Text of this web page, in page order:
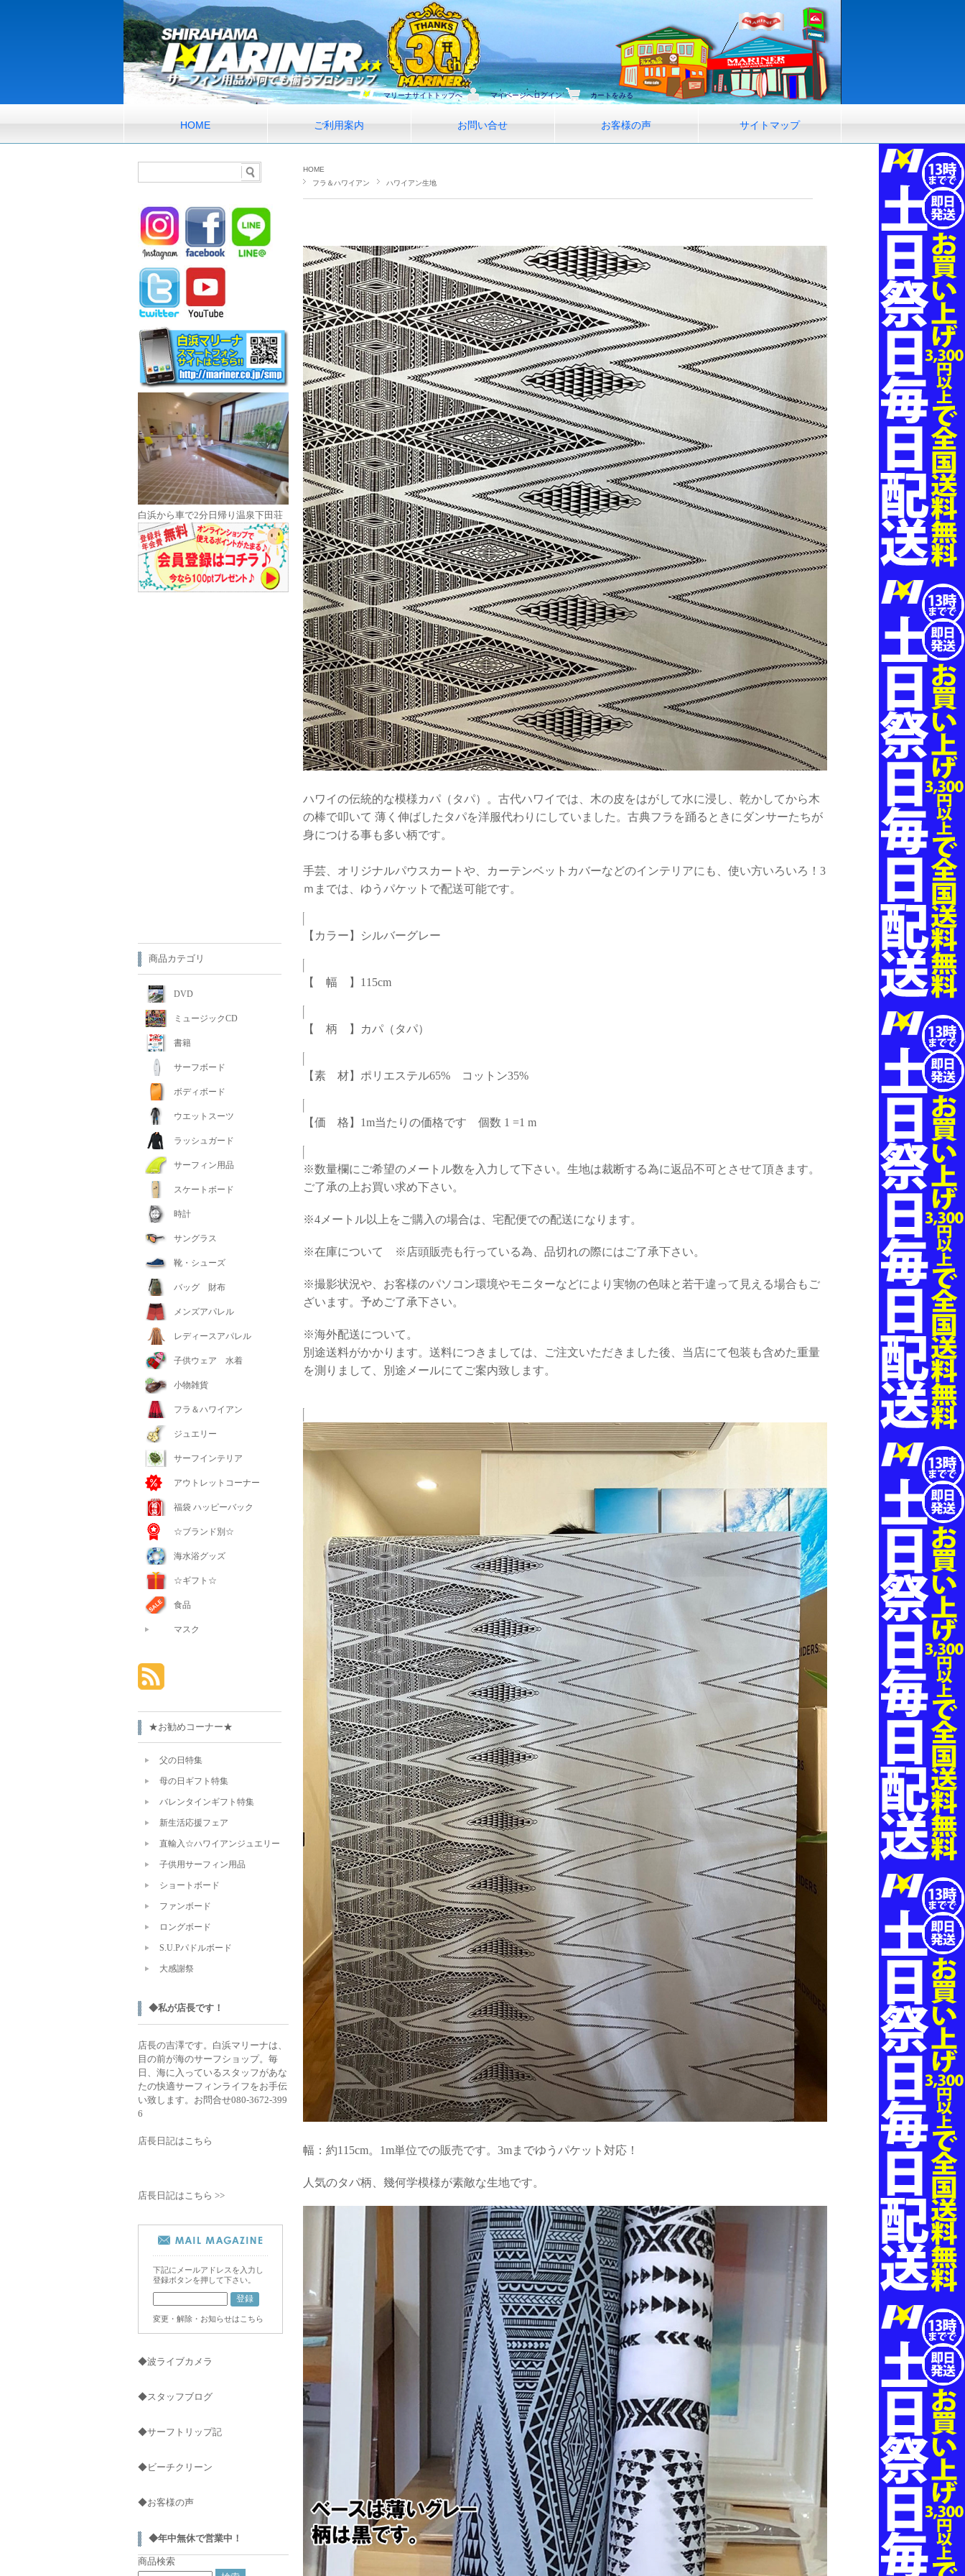
マリーナサイトトップへ マイページへログイン カートをみる
HOME ご利用案内 お問い合せ お客様の声 サイトマップ
HOME
フラ＆ハワイアン
ハワイアン生地
ハワイの伝統的な模様カパ（タパ）。古代ハワイでは、木の皮をはがして水に浸し、乾かしてから木
の棒で叩いて 薄く伸ばしたタパを洋服代わりにしていました。古典フラを踊るときにダンサーたちが
身につける事も多い柄です。
手芸、オリジナルパウスカートや、カーテンベットカバーなどのインテリアにも、使い方いろいろ！3
ｍまでは、ゆうパケットで配送可能です。
【カラー】シルバーグレー
【 幅 】115cm
【 柄 】カパ（タパ）
【素 材】ポリエステル65% コットン35%
【価 格】1m当たりの価格です 個数 1 =1 m
※数量欄にご希望のメートル数を入力して下さい。生地は裁断する為に返品不可とさせて頂きます。
ご了承の上お買い求め下さい。
※4メートル以上をご購入の場合は、宅配便での配送になります。
※在庫について ※店頭販売も行っている為、品切れの際にはご了承下さい。
※撮影状況や、お客様のパソコン環境やモニターなどにより実物の色味と若干違って見える場合もご
ざいます。予めご了承下さい。
※海外配送について。
別途送料がかかります。送料につきましては、ご注文いただきました後、当店にて包装も含めた重量
を測りまして、別途メールにてご案内致します。
幅：約115cm。1m単位での販売です。3mまでゆうパケット対応！
人気のタパ柄、幾何学模様が素敵な生地です。
白浜から車で2分日帰り温泉下田荘
商品カテゴリ
DVD
ミュージックCD
書籍
サーフボード
ボディボード
ウエットスーツ
ラッシュガード
サーフィン用品
スケートボード
時計
サングラス
靴・シューズ
バッグ 財布
メンズアパレル
レディースアパレル
子供ウェア 水着
小物雑貨
フラ＆ハワイアン
ジュエリー
サーフインテリア
アウトレットコーナー
福袋 ハッピーバック
☆ブランド別☆
海水浴グッズ
☆ギフト☆
食品
マスク
★お勧めコーナー★
父の日特集
母の日ギフト特集
バレンタインギフト特集
新生活応援フェア
直輸入☆ハワイアンジュエリー
子供用サーフィン用品
ショートボード
ファンボード
ロングボード
S.U.Pパドルボード
大感謝祭
◆私が店長です！
店長の吉澤です。白浜マリーナは、
目の前が海のサーフショップ。毎
日、海に入っているスタッフがあな
たの快適サーフィンライフをお手伝
い致します。お問合せ080-3672-399
6
店長日記はこちら
店長日記はこちら >>
下記にメールアドレスを入力し
登録ボタンを押して下さい。
変更・解除・お知らせはこちら
◆波ライブカメラ
◆スタッフブログ
◆サーフトリップ記
◆ビーチクリーン
◆お客様の声
◆年中無休で営業中！
商品検索